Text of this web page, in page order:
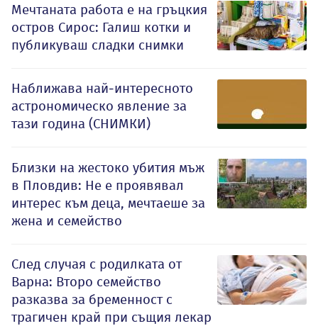
Мечтаната работа е на гръцкия
остров Сирос: Галиш котки и
публикуваш сладки снимки
Наближава най-интересното
астрономическо явление за
тази година (СНИМКИ)
Близки на жестоко убития мъж
в Пловдив: Не е проявявал
интерес към деца, мечтаеше за
жена и семейство
След случая с родилката от
Варна: Второ семейство
разказва за бременност с
трагичен край при същия лекар